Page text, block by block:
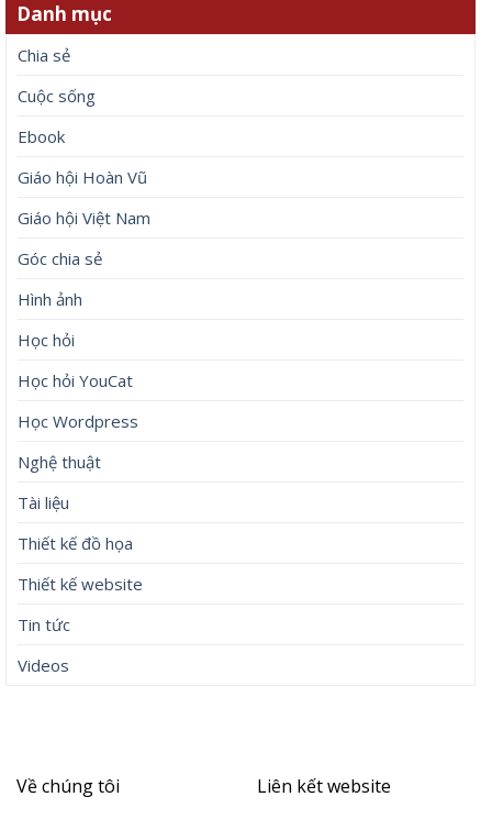
Danh mục
Chia sẻ
Cuộc sống
Ebook
Giáo hội Hoàn Vũ
Giáo hội Việt Nam
Góc chia sẻ
Hình ảnh
Học hỏi
Học hỏi YouCat
Học Wordpress
Nghệ thuật
Tài liệu
Thiết kế đồ họa
Thiết kế website
Tin tức
Videos
Về chúng tôi Liên kết website